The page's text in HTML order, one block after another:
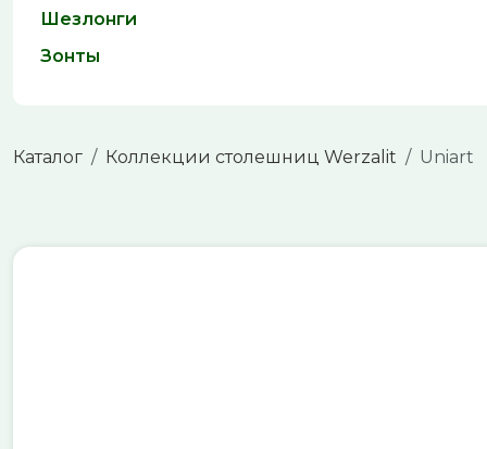
Шезлонги
Зонты
Каталог Коллекции столешниц Werzalit Uniart